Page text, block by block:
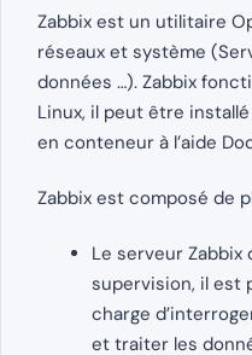
Zabbix est un utilitaire
réseaux et système
données …). Zabbix
Linux, il peut être
en conteneur à l’aide
Zabbix est composé de
Le serveur
supervision, il est
charge
et traiter les